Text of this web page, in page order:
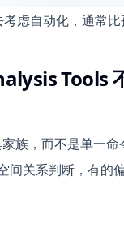
虑自动化，通常比
Tools
族，而不是单一
关系判断，有的